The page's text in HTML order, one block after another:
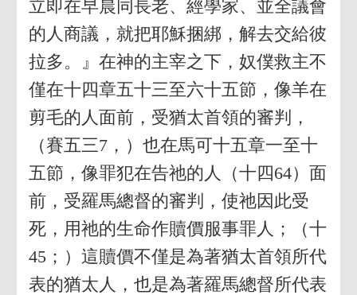
立即在早晨同長老、經學家、並全議會
的人商議，就把耶穌捆綁，解去交給彼
拉多。』在神的主宰之下，奴僕救主不
僅在十四章五十三至六十五節，像羊在
剪毛的人面前，受猶太首領的審判，
（賽五三7，）也在馬可十五章一至十
五節，像罪犯在告祂的人（十四64）面
前，受羅馬總督的審判，使祂因此受
死，用祂的生命作贖價服事罪人；（十
45；）這贖價不僅是為著猶太首領所代
表的猶太人，也是為著羅馬總督所代表